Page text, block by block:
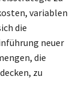
variablen
die
neuer
die
zu